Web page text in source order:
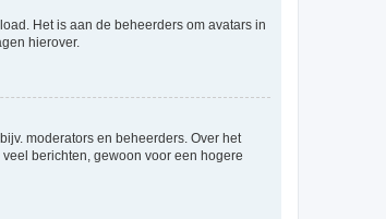
Het is aan de beheerders om avatars in
hierover.
moderators en beheerders. Over het
berichten, gewoon voor een hogere